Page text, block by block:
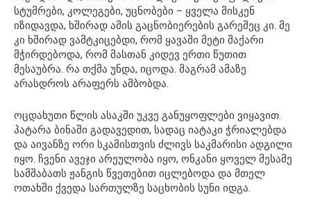
სტუმრები, კოლეგები, უცნობები – ყველა მისკენ
იზიდავდა, ხშირად ამის გაცნობიერების გარეშეც კი. მე
კი ხშირად ვამტკიცებდი, რომ ყავაში მეტი შაქარი
მჭირდებოდა, რომ მასთან კიდევ ერთი წუთით
მესაუბრა. რა თქმა უნდა, იცოდა. მაგრამ ამაზე
არასდროს არაფერს ამბობდა.
ოცდახუთი წლის ასაკში უკვე განუყოფლები ვიყავით.
პატარა ბინაში გადავედით, სადაც იატაკი ჭრიალებდა
და აივანზე ორი სკამისთვის ძლივს საკმარისი ადგილი
იყო. ჩვენი ავეჯი არეულობა იყო, ონკანი ყოველ მესამე
სამშაბათს ჟანგის წვეთებით იცლებოდა და მთელ
ოთახში ქვედა სართულზე საცხობის სუნი იდგა.